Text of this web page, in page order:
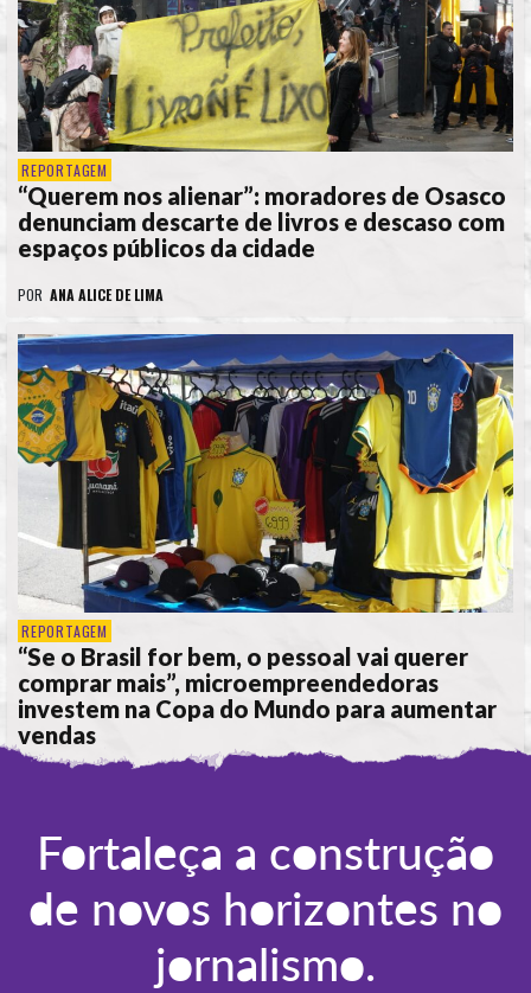
REPORTAGEM
“Querem nos alienar”: moradores de Osasco
denunciam descarte de livros e descaso com
espaços públicos da cidade
POR ANA ALICE DE LIMA
REPORTAGEM
“Se o Brasil for bem, o pessoal vai querer
comprar mais”, microempreendedoras
investem na Copa do Mundo para aumentar
vendas
Fortaleça a construção
de novos horizontes no
jornalismo.